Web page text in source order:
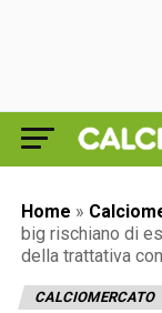
Home »
big rischiano di
della trattativa
CALCIOMERCATO